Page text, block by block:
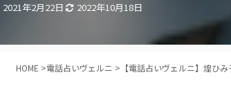
2021年2月22日 2022年10月18日
HOME >電話占いヴェルニ > 【電話占いヴェルニ】煌ひ